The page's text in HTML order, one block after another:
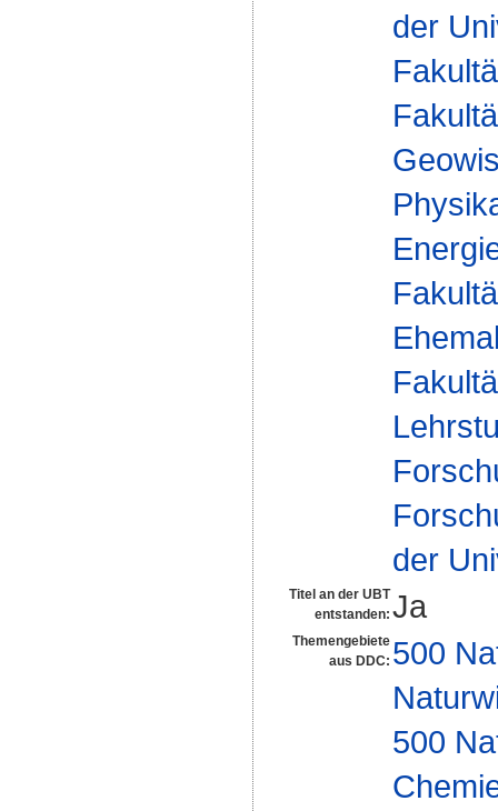
der
der
Titel an der UBT
entstanden: Ja
Themengebiete
aus DDC: 500
500